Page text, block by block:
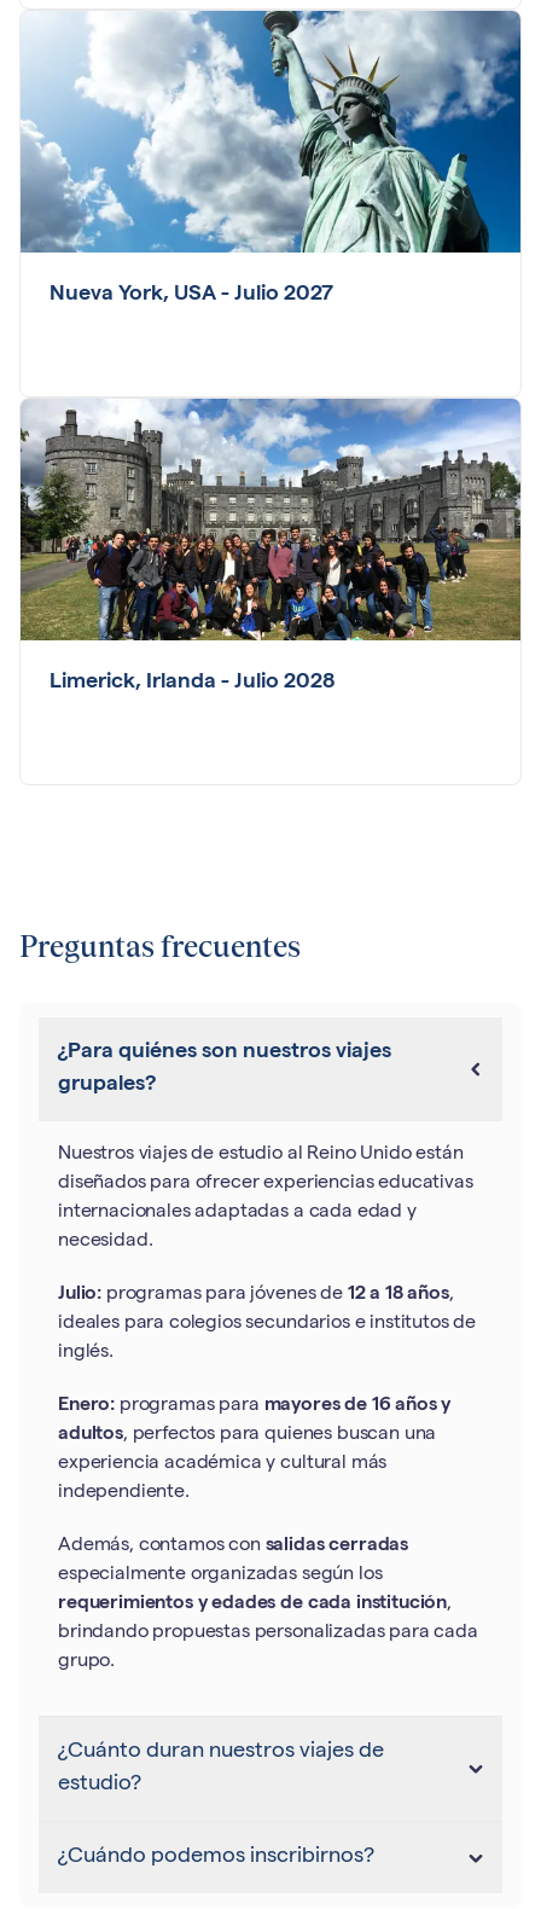
Nueva York, USA - Julio 2027
Limerick, Irlanda - Julio 2028
Preguntas frecuentes
¿Para quiénes son nuestros viajes
grupales?
Nuestros viajes de estudio al Reino Unido están
diseñados para ofrecer experiencias educativas
internacionales adaptadas a cada edad y
necesidad.
Julio: programas para jóvenes de 12 a 18 años,
ideales para colegios secundarios e institutos de
inglés.
Enero: programas para mayores de 16 años y
adultos, perfectos para quienes buscan una
experiencia académica y cultural más
independiente.
Además, contamos con salidas cerradas
especialmente organizadas según los
requerimientos y edades de cada institución,
brindando propuestas personalizadas para cada
grupo.
¿Cuánto duran nuestros viajes de
estudio?
¿Cuándo podemos inscribirnos?